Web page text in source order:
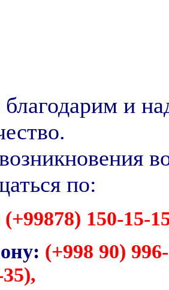
и
по:
(+99878) 150-15-
(+998 90)